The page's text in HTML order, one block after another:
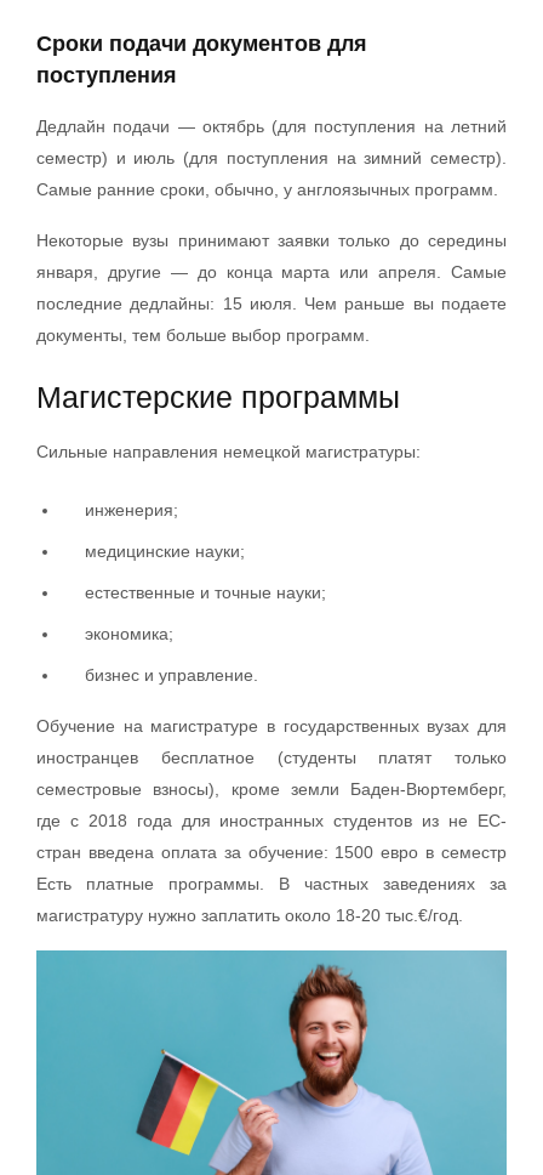
Сроки подачи документов для
поступления
Дедлайн подачи — октябрь (для поступления на летний
семестр) и июль (для поступления на зимний семестр).
Самые ранние сроки, обычно, у англоязычных программ.
Некоторые вузы принимают заявки только до середины
января, другие — до конца марта или апреля. Самые
последние дедлайны: 15 июля. Чем раньше вы подаете
документы, тем больше выбор программ.
Магистерские программы
Сильные направления немецкой магистратуры:
инженерия;
медицинские науки;
естественные и точные науки;
экономика;
бизнес и управление.
Обучение на магистратуре в государственных вузах для
иностранцев бесплатное (студенты платят только
семестровые взносы), кроме земли Баден-Вюртемберг,
где с 2018 года для иностранных студентов из не ЕС-
стран введена оплата за обучение: 1500 евро в семестр
Есть платные программы. В частных заведениях за
магистратуру нужно заплатить около 18-20 тыс.€/год.